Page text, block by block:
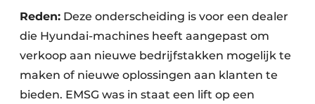
Reden: Deze onderscheiding is voor een dealer
die Hyundai-machines heeft aangepast om
verkoop aan nieuwe bedrijfstakken mogelijk te
maken of nieuwe oplossingen aan klanten te
bieden. EMSG was in staat een lift op een